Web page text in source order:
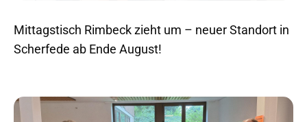
Mittagstisch Rimbeck zieht um – neuer Standort in
Scherfede ab Ende August!